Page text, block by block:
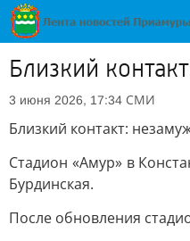
Близкий
3 июня 2026, 17:34 СМИ
Близкий контакт:
Стадион «Амур» в
Бурдинская.
После обновления